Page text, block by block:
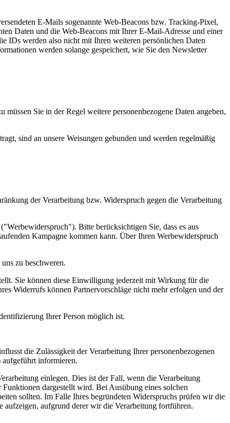
E-Mails sogenannte Web-Beacons bzw. Tracking-Pixel,
Daten und die Web-Beacons mit Ihrer E-Mail-Adresse und einer
IDs werden also nicht mit Ihren weiteren persönlichen Daten
werden solange gespeichert, wie Sie den Newsletter
Sie in der Regel weitere personenbezogene Daten angeben,
sind an unsere Weisungen gebunden und werden regelmäßig
der Verarbeitung bzw. Widerspruch gegen die Verarbeitung
Bitte berücksichtigen Sie, dass es aus
Kampagne kommen kann. Über Ihren Werbewiderspruch
zu beschweren.
Sie können diese Einwilligung jederzeit mit Wirkung für die
Widerrufs können Partnervorschläge nicht mehr erfolgen und der
Ihrer Person möglich ist.
die Zulässigkeit der Verarbeitung Ihrer personenbezogenen
aufgeführt informieren.
einlegen. Dies ist der Fall, wenn die Verarbeitung
dargestellt wird. Bei Ausübung eines solchen
sollten. Im Falle Ihres begründeten Widerspruchs prüfen wir die
aufzeigen, aufgrund derer wir die Verarbeitung fortführen.